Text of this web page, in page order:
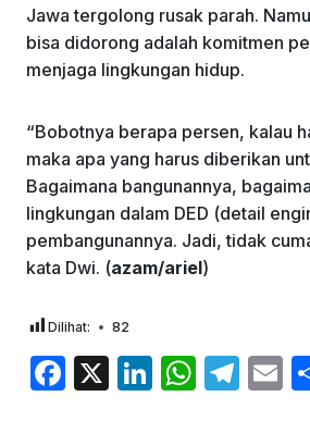
Jawa tergolong rusak parah.
bisa didorong adalah komitmen
menjaga lingkungan hidup.
“Bobotnya berapa persen, kalau
maka apa yang harus diberikan
Bagaimana bangunannya,
lingkungan dalam DED (detail
pembangunannya. Jadi, tidak
kata Dwi. (azam/ariel)
Dilihat: 82
F
X
Li W T
E